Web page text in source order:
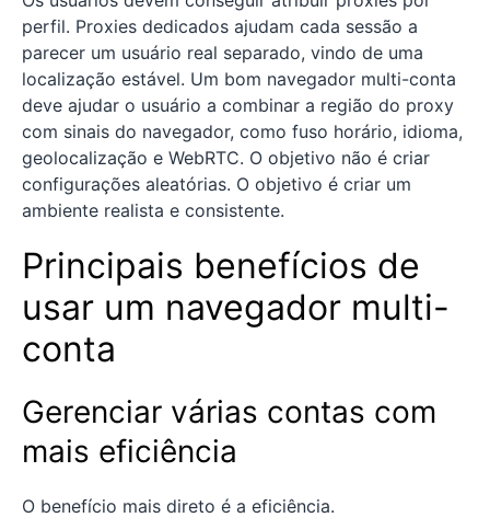
perfil. Proxies dedicados ajudam cada sessão a
parecer um usuário real separado, vindo de uma
localização estável. Um bom navegador multi-conta
deve ajudar o usuário a combinar a região do proxy
com sinais do navegador, como fuso horário, idioma,
geolocalização e WebRTC. O objetivo não é criar
configurações aleatórias. O objetivo é criar um
ambiente realista e consistente.
Principais benefícios de
usar um navegador multi-
conta
Gerenciar várias contas com
mais eficiência
O benefício mais direto é a eficiência.